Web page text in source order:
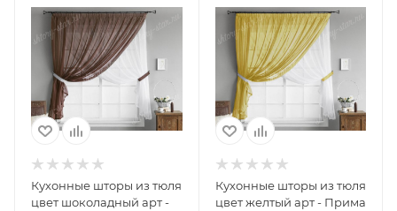
Кухонные шторы из тюля
цвет шоколадный арт -
Кухонные шторы из тюля
цвет желтый арт - Прима